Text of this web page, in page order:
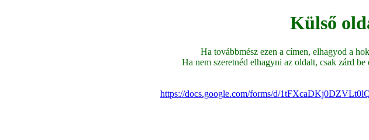
Külső
Ha továbbmész ezen a címen, elhagyod a
Ha nem szeretnéd elhagyni az oldalt, csak zárd
https://docs.google.com/forms/d/